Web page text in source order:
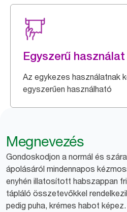
Egyszerű használat
Az egykezes használatnak
egyszerűen használható
Megnevezés
Gondoskodjon a normál és
ápolásáról mindennapos
enyhén illatosított habszappan
tápláló összetevőkkel
pedig puha, krémes habot